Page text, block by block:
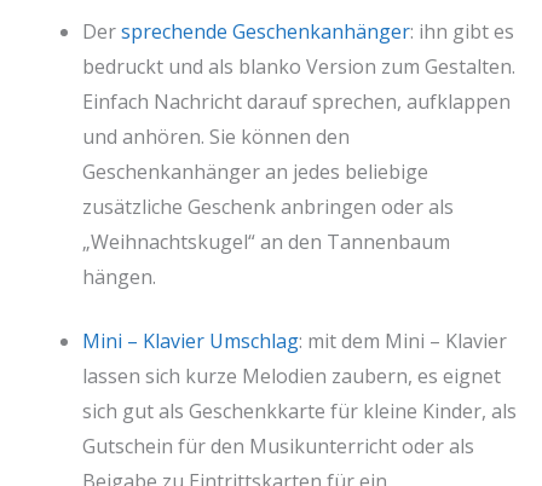
Dersprechende Geschenkanhänger: ihn gibt es
bedruckt und als blanko Version zum Gestalten.
Einfach Nachricht darauf sprechen, aufklappen
und anhören. Sie können den
Geschenkanhänger an jedes beliebige
zusätzliche Geschenk anbringen oder als
„Weihnachtskugel“ an den Tannenbaum
hängen.
Mini – Klavier Umschlag: mit dem Mini – Klavier
lassen sich kurze Melodien zaubern, es eignet
sich gut als Geschenkkarte für kleine Kinder, als
Gutschein für den Musikunterricht oder als